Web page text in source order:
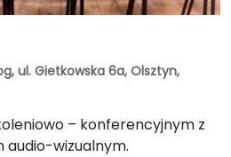
ul. Gietkowska 6a, Olsztyn,
– konferencyjnym z
audio-wizualnym.